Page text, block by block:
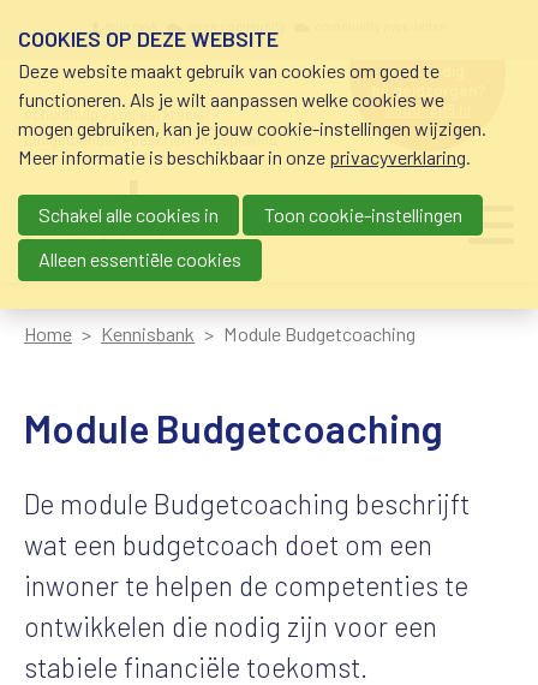
schuldhulp • sociaal krediet •
budgetbeheer • beschermingsbewind
hulp nodig
bij geldzorgen?
0800-8115.nl
Main navigation
Home Kennisbank Module Budgetcoaching
Module Budgetcoaching
De module Budgetcoaching beschrijft
wat een budgetcoach doet om een
inwoner te helpen de competenties te
ontwikkelen die nodig zijn voor een
stabiele financiële toekomst.
COOKIES OP DEZE WEBSITE
Deze website maakt gebruik van cookies om goed te
functioneren. Als je wilt aanpassen welke cookies we
mogen gebruiken, kan je jouw cookie-instellingen wijzigen.
Meer informatie is beschikbaar in onze privacyverklaring.
Schakel alle cookies in
Toon cookie-instellingen
Alleen essentiële cookies